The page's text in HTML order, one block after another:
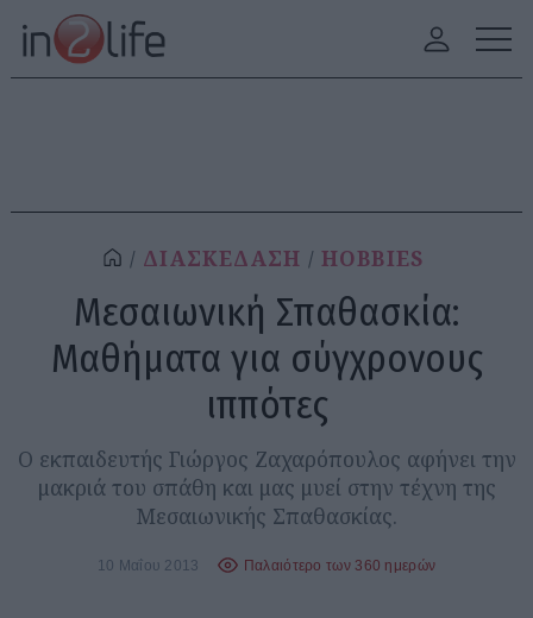
ΔΙΑΣΚΕΔΑΣΗ HOBBIES
Μεσαιωνική Σπαθασκία:
Μαθήματα για σύγχρονους
ιππότες
Ο εκπαιδευτής Γιώργος Ζαχαρόπουλος αφήνει την
μακριά του σπάθη και μας μυεί στην τέχνη της
Μεσαιωνικής Σπαθασκίας.
10 Μαΐου 2013 Παλαιότερο των 360 ημερών